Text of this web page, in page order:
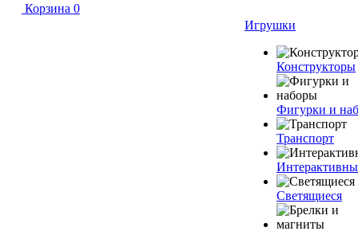
Корзина 0
Игрушки
Конструкторы
Фигурки и
Транспорт
Светящиеся